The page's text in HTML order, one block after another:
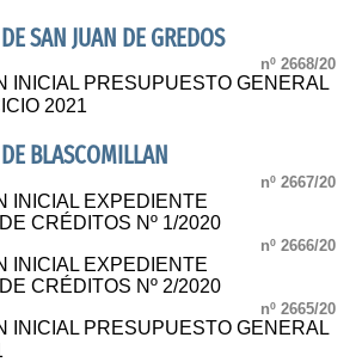
SAN JUAN DE GREDOS
nº 2668/20
INICIAL PRESUPUESTO GENERAL
2021
BLASCOMILLAN
nº 2667/20
INICIAL EXPEDIENTE
CRÉDITOS Nº 1/2020
nº 2666/20
INICIAL EXPEDIENTE
CRÉDITOS Nº 2/2020
nº 2665/20
INICIAL PRESUPUESTO GENERAL